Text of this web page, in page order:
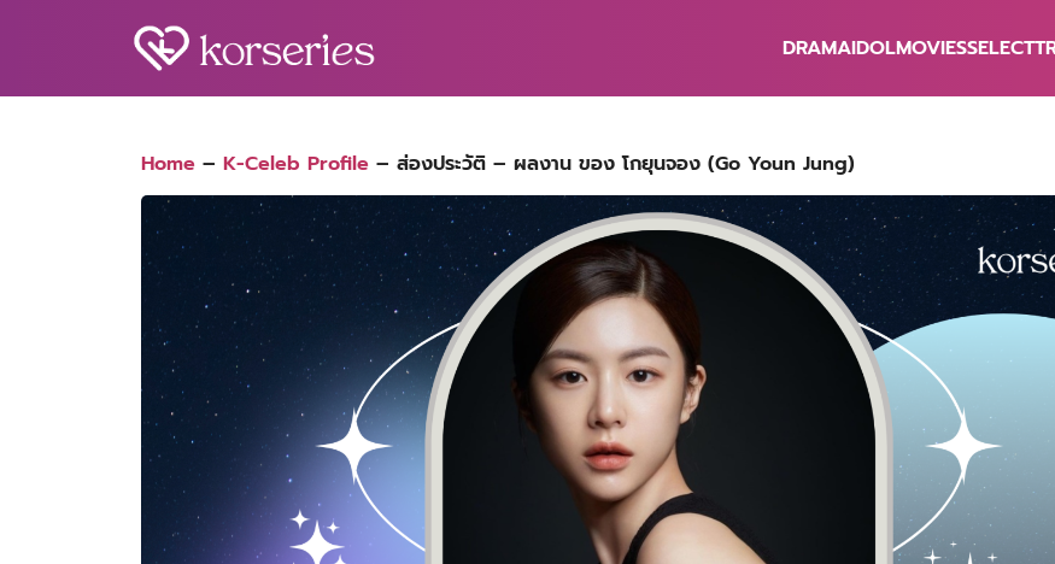
DRAMAIDOLMOVIESSELECT
Home – K-Celeb Profile – ส่องประวัติ – ผลงาน ของ โกยุนจอง (Go Youn Jung)